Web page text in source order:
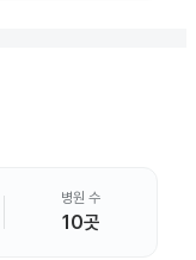
병원 수
10곳